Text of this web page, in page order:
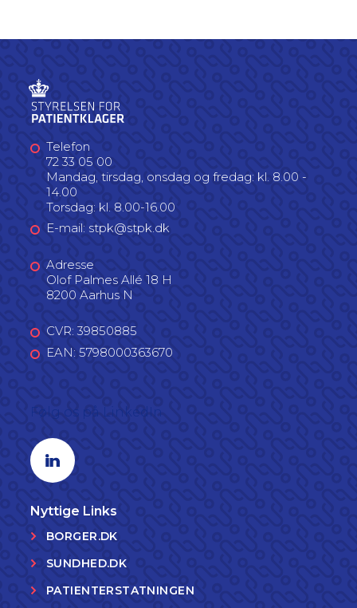
Telefon
72 33 05 00
Mandag, tirsdag, onsdag og fredag: kl. 8.00 -
14.00
Torsdag: kl. 8.00-16.00
E-mail: stpk@stpk.dk
Adresse
Olof Palmes Allé 18 H
8200 Aarhus N
CVR: 39850885
EAN: 5798000363670
Linkedin profil
Nyttige Links
BORGER.DK
SUNDHED.DK
PATIENTERSTATNINGEN